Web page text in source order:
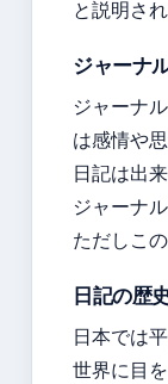
と説明さ
ジャーナ
ジャーナ
は感情や
日記は出
ジャーナ
ただしこ
日記の歴
日本では
世界に目